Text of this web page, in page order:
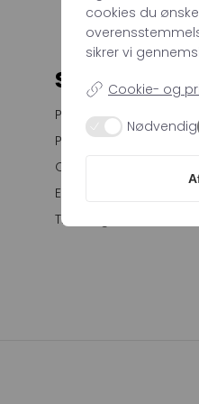
SPECIALER
Paid Social
Paid Search
Organic Search
E-mail Marketing
Tracking
cookies du
sikrer vi
Cookie- og
Nødvendig